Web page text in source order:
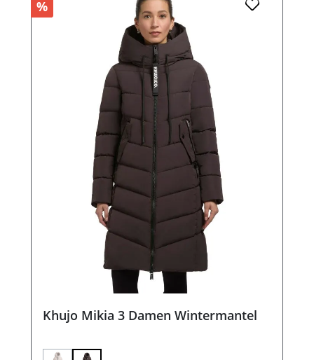
%
Khujo Mikia 3 Damen Wintermantel